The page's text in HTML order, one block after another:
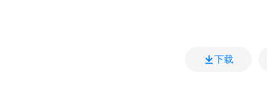
下载